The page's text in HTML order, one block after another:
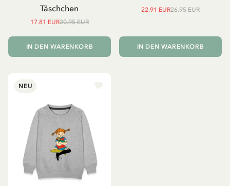
Täschchen
17.81 EUR20.95 EUR
IN DEN WARENKORB
22.91 EUR26.95 EUR
IN DEN WARENKORB
NEU